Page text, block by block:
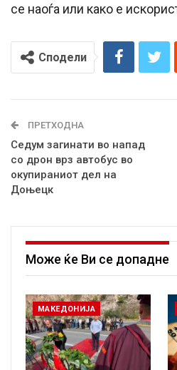
се наоѓа или како е
Сподели
ПРЕТХОДНА
Седум загинати во напад
со дрон врз автобус во
окупираниот дел на
Доњецк
Може ќе Ви се допадне
МАКЕДОНИЈА